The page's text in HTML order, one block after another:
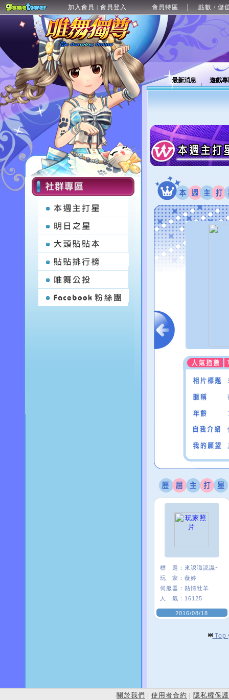
加入會員 | 會員登入 會員特區 點數 / 儲
最新消息 遊戲
標 題： 來認識認識~
玩 家： 薇婷
伺服器： 熱情牡羊
人 氣： 16125
2016/08/18
Top
關於我們 | 使用者合約 | 隱私權保護